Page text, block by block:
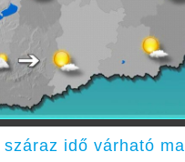
idő várható ma